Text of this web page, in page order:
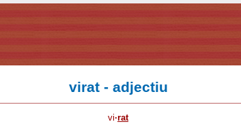
virat - adjectiu
vi·rat